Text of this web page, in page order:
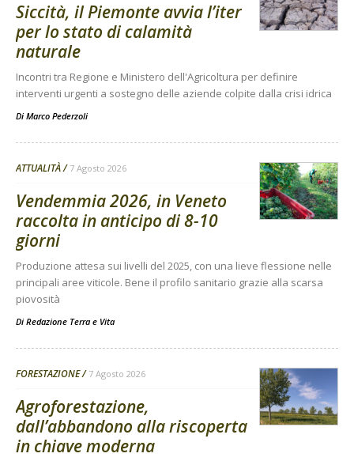
Siccità, il Piemonte avvia l’iter
per lo stato di calamità
naturale
Incontri tra Regione e Ministero dell'Agricoltura per definire
interventi urgenti a sostegno delle aziende colpite dalla crisi idrica
Di Marco Pederzoli
ATTUALITÀ 7 Agosto 2026
Vendemmia 2026, in Veneto
raccolta in anticipo di 8-10
giorni
Produzione attesa sui livelli del 2025, con una lieve flessione nelle
principali aree viticole. Bene il profilo sanitario grazie alla scarsa
piovosità
Di Redazione Terra e Vita
FORESTAZIONE 7 Agosto 2026
Agroforestazione,
dall’abbandono alla riscoperta
in chiave moderna